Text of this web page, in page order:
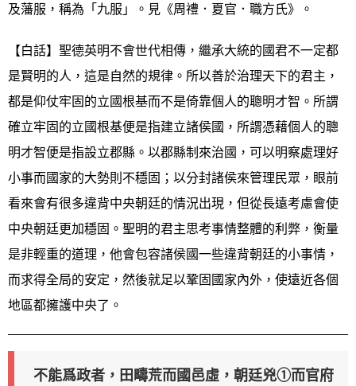
及藩服，稱為「九服」。見《周禮．夏官．職方氏》。
【白話】聖德英明不會世代相傳，繼承大統的國君不一定都
是賢明的人，這是自然的規律。所以善於治理天下的君主，
都是仰仗牢固的立國根基而不是倚靠個人的聰明才智。所謂
確立牢固的立國根基便是指建立諸侯國，所謂憑藉個人的聰
明才智便是指設立郡縣。以郡縣制來治國，可以明察處理好
小事而國家的大勢則不穩固；以分封諸侯來管理民眾，眼前
看來會有很多違背中央朝廷的情況出現，但從長遠考慮會使
中央朝廷更加穩固。聖明的君主思考事情整體的利弊，衡量
是非輕重的道理，他會包容諸侯國一些違背朝廷的小事情，
而求得全局的安定，然後就足以鞏固國家內外，使遠近各個
地區都擁護中央了。
不能爲政者，田疇荒而國邑虛，朝廷兇①而官府